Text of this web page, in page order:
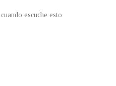
escuche esto